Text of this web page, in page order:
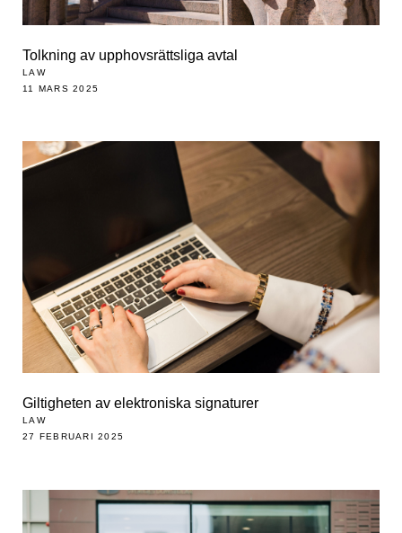
Tolkning av upphovsrättsliga avtal
LAW
11 MARS 2025
Giltigheten av elektroniska signaturer
LAW
27 FEBRUARI 2025